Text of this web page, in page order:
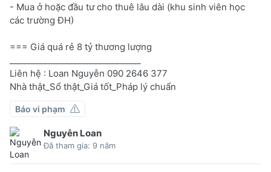
- Mua ở hoặc đầu tư cho thuê lâu dài (khu sinh viên học
các trường ĐH)
=== Giá quá rẻ 8 tỷ thương lượng
Liên hệ : Loan Nguyễn 090 2646 377
Nhà thật_Sổ thật_Giá tốt_Pháp lý chuẩn
Báo vi phạm
Nguyễn Loan
Đã tham gia: 9 năm